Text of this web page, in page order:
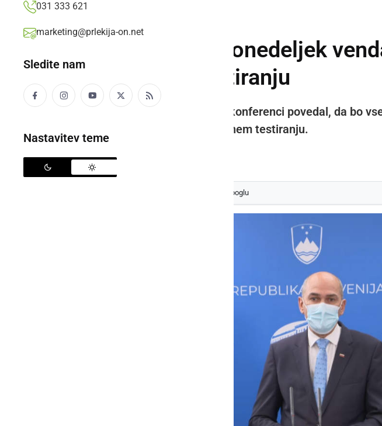
031 333 621
marketing@prlekija-on.net
Sledite nam
Nastavitev teme
Sprememba: V ponedeljek
vzporednem testiranju
Janša je na petkovi novinarski konferenci povedal, da bo
bo to možno izvesti ob vzporednem testiranju.
kot svoj prednostni vir na Googlu